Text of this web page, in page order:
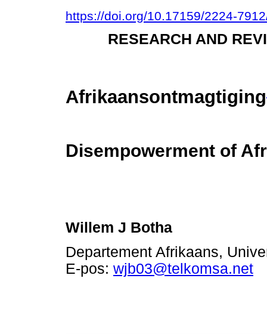
https://doi.org/10.17159/2224-
RESEARCH AND
Afrikaansontmagtiging
Disempowerment of
Willem J Botha
Departement Afrikaans,
E-pos: wjb03@telkomsa.net